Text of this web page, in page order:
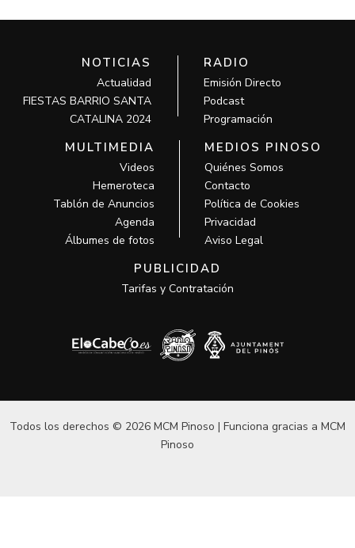
NOTICIAS
Actualidad
FIESTAS BARRIO SANTA
CATALINA 2024
RADIO
Emisión Directo
Podcast
Programación
MULTIMEDIA
Videos
Hemeroteca
Tablón de Anuncios
Agenda
Álbumes de fotos
MEDIOS PINOSO
Quiénes Somos
Contacto
Política de Cookies
Privacidad
Aviso Legal
PUBLICIDAD
Tarifas y Contratación
Todos los derechos © 2026 MCM Pinoso | Funciona gracias a MCM
Pinoso